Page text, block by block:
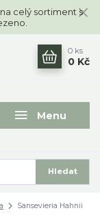
celý sortiment s
Menu
Hledat
0 ks
0 Kč
Sansevieria Hahnii